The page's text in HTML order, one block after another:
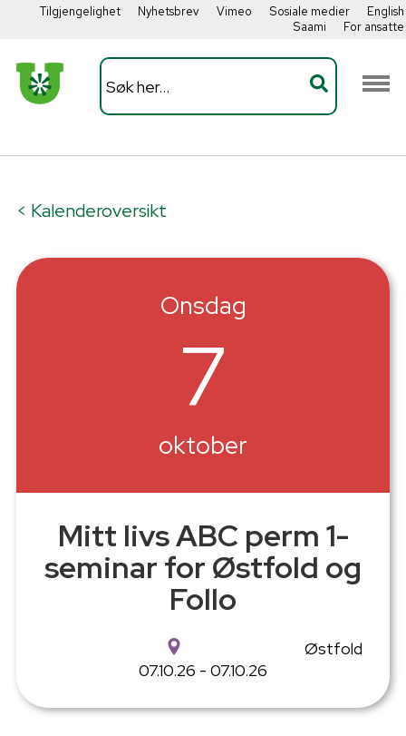
Tilgjengelighet Nyhetsbrev Vimeo Sosiale medier
English
Saami
For ansatte
< Kalenderoversikt
Onsdag
7
oktober
Mitt livs ABC perm 1-
seminar for Østfold og
Follo
Østfold
07.10.26 - 07.10.26